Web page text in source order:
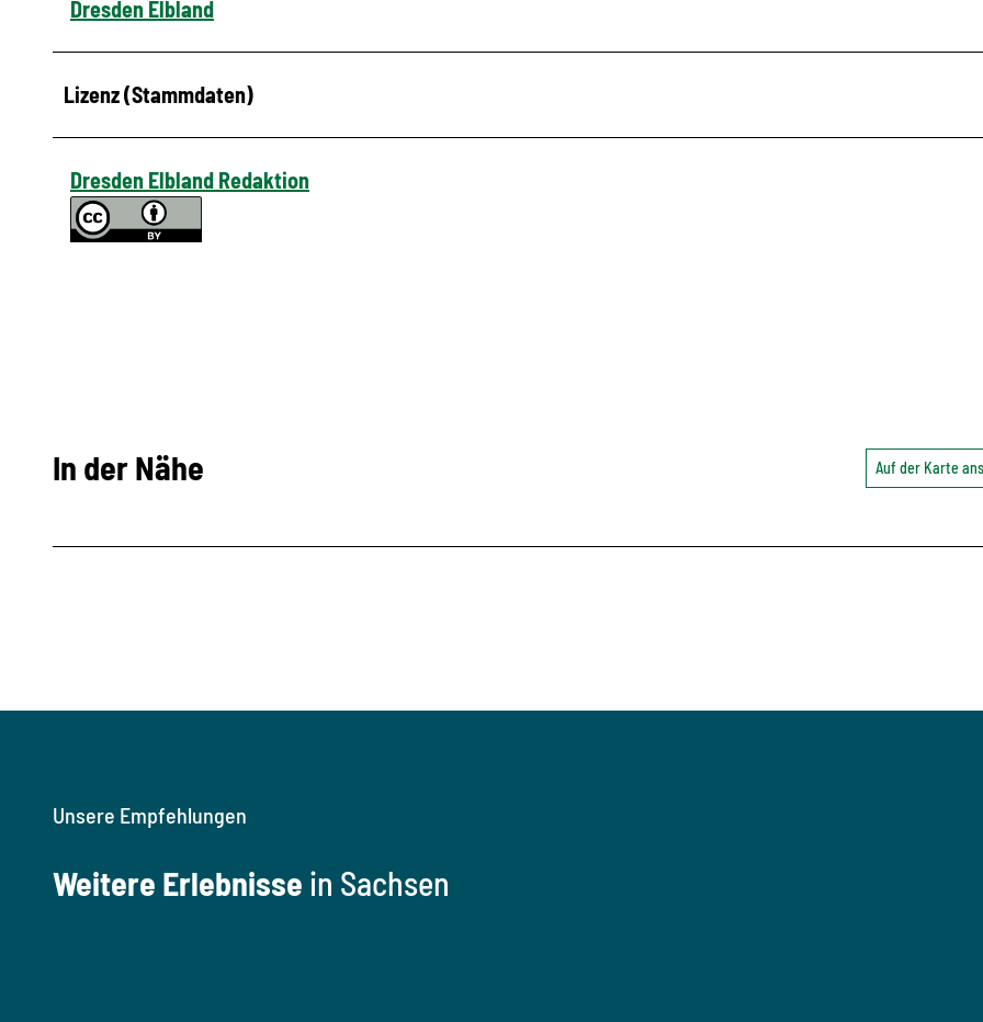
Dresden Elbland
Lizenz (Stammdaten)
Dresden Elbland Redaktion
In der Nähe Auf der Karte
Unsere Empfehlungen
Weitere Erlebnisse in Sachsen